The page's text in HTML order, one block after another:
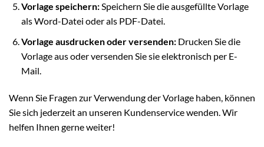
Vorlage speichern:Speichern Sie die ausgefüllte Vorlage
als Word-Datei oder als PDF-Datei.
Vorlage ausdrucken oder versenden:Drucken Sie die
Vorlage aus oder versenden Sie sie elektronisch per E-
Mail.
Wenn Sie Fragen zur Verwendung der Vorlage haben, können
Sie sich jederzeit an unseren Kundenservice wenden. Wir
helfen Ihnen gerne weiter!